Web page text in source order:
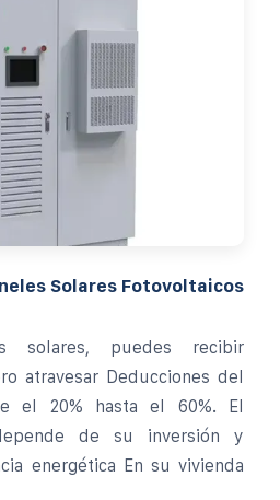
Solares Fotovoltaicos
solares, puedes recibir
atravesar Deducciones del
el 20% hasta el 60%. El
de su inversión y
energética En su vivienda